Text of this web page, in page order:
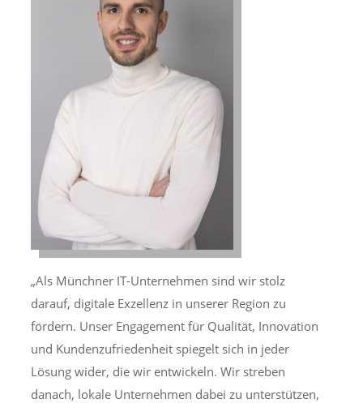
„Als Münchner IT-Unternehmen sind wir stolz
darauf, digitale Exzellenz in unserer Region zu
fördern. Unser Engagement für Qualität, Innovation
und Kundenzufriedenheit spiegelt sich in jeder
Lösung wider, die wir entwickeln. Wir streben
danach, lokale Unternehmen dabei zu unterstützen,